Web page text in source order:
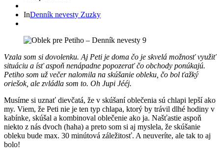
InDenník nevesty Zuzky
Vzala som si dovolenku. Aj Peti je doma čo je skvelá možnosť využiť
situáciu a ísť aspoň nenápadne popozerať čo obchody ponúkajú.
Petiho som už večer nalomila na skúšanie obleku, čo bol ťažký
oriešok, ale zvládla som to. Oh Jupi Jééj.
Musíme si uznať dievčatá, že v skúšaní oblečenia sú chlapi lepší ako
my. Viem, že Peti nie je ten typ chlapa, ktorý by trávil dlhé hodiny v
kabínke, skúšal a kombinoval oblečenie ako ja. Našťastie aspoň
niekto z nás dvoch (haha) a preto som si aj myslela, že skúšanie
obleku bude max. 30 minútová záležitosť. A neuveríte, ale tak to aj
bolo!